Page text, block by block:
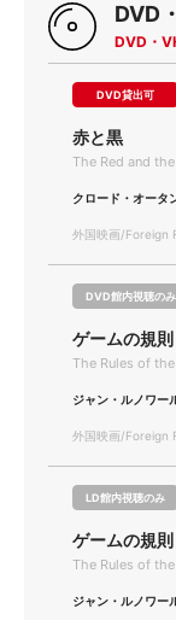
DVD
DVD・
DVD貸出可
赤と黒
The Red and
クロード・オータ
外国映画/Foreign
DVD館内視聴のみ
ゲームの規則
The Rules of
ジャン・ルノワー
外国映画/Foreign
LD館内視聴のみ
ゲームの規則
The Rules of
ジャン・ルノワー